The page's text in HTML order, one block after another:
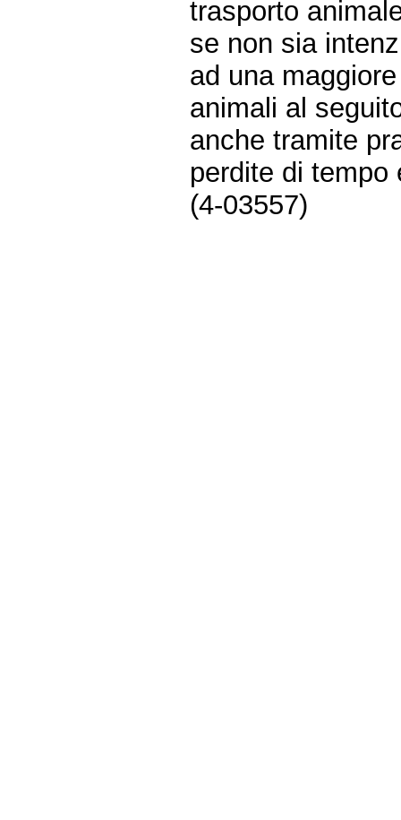
trasporto
se non sia
ad una
animali al
anche tramite
perdite di tempo
(4-03557)